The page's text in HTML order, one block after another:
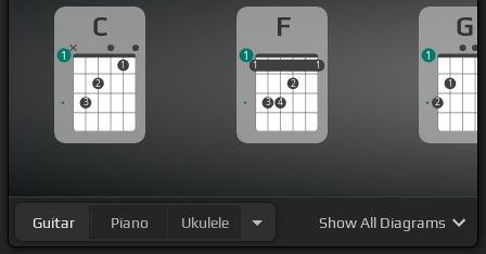
del camino,[G] sediento de ti
C
3
2
1
1
F
1
3 4
2
1
1 1
1
G
2
1
1
Guitar Piano Ukulele ShowAll Diagrams